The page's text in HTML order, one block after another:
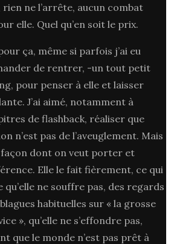
rien ne l’arrête, aucun combat
elle. Quel qu’en soit le prix.
ça, même si parfois j’ai eu
de rentrer, -un tout petit
pour penser à elle et laisser
J’ai aimé, notamment à
de flashback, réaliser que
n’est pas de l’aveuglement. Mais
façon dont on veut porter et
Elle le fait fièrement, ce qui
qu’elle ne souffre pas, des regards
habituelles sur « la grosse
», qu’elle ne s’effondre pas,
que le monde n’est pas prêt à